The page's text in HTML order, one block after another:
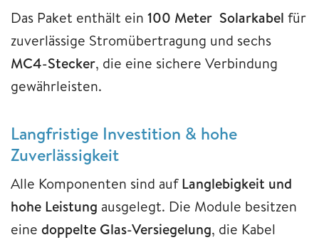
Das Paket enthält ein 100 Meter Solarkabel für
zuverlässige Stromübertragung und sechs
MC4-Stecker, die eine sichere Verbindung
gewährleisten.
Langfristige Investition & hohe
Zuverlässigkeit
Alle Komponenten sind aufLanglebigkeit und
hohe Leistung ausgelegt. Die Module besitzen
eine doppelte Glas-Versiegelung, die Kabel